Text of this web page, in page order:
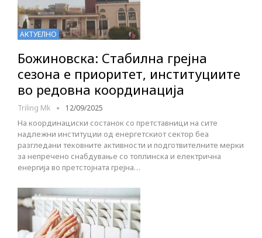
АКТУЕЛНО
Божиновска: Стабилна грејна
сезона е приоритет, институциите
во редовна координација
Triling Mk 12/09/2025
На координациски состанок со претставници на сите
надлежни институции од енергетскиот сектор беа
разгледани тековните активности и подготвителните мерки
за непречено снабдување со топлинска и електрична
енергија во претстојната грејна…